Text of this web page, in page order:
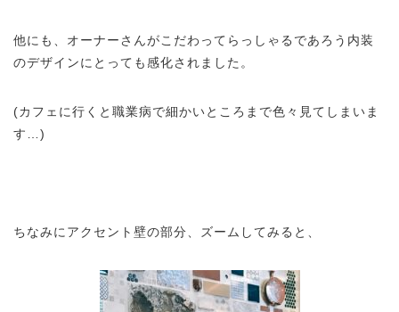
他にも、オーナーさんがこだわってらっしゃるであろう内装
のデザインにとっても感化されました。
(カフェに行くと職業病で細かいところまで色々見てしまいま
す…)
ちなみにアクセント壁の部分、ズームしてみると、